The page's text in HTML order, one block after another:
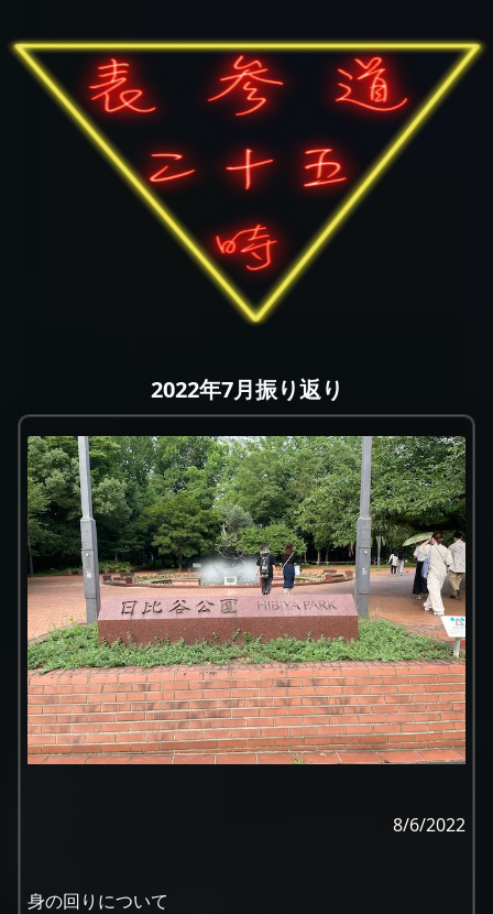
2022年7月振り返り
8/6/2022
身の回りについて